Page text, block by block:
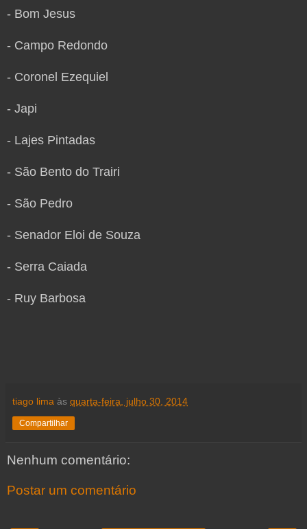
- Bom Jesus
- Campo Redondo
- Coronel Ezequiel
- Japi
- Lajes Pintadas
- São Bento do Trairi
- São Pedro
- Senador Eloi de Souza
- Serra Caiada
- Ruy Barbosa
tiago lima às quarta-feira, julho 30, 2014
Compartilhar
Nenhum comentário:
Postar um comentário